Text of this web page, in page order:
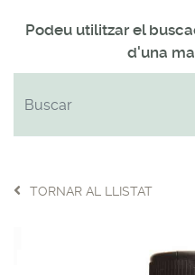
Podeu utilitzar el
d'una
TORNAR AL LLISTAT